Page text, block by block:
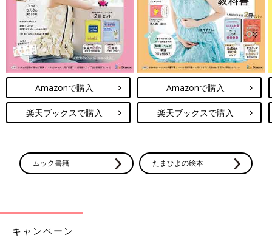
Amazonで購入
楽天ブックスで購入
Amazonで購入
楽天ブックスで購入
ムック書籍 たまひよの絵本
キャンペーン